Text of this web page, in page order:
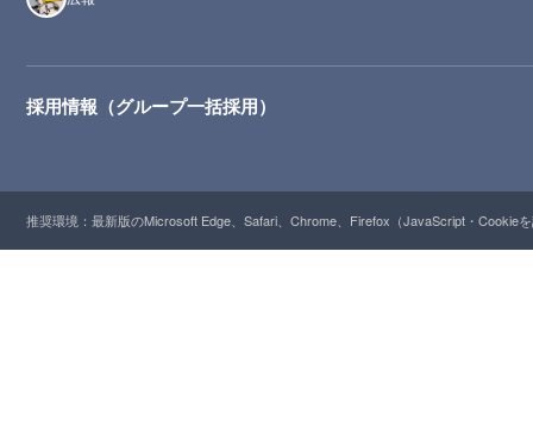
採用情報（グループ一括採用）
推奨環境：最新版のMicrosoft Edge、Safari、Chrome、Firefox（JavaScript・Cookie